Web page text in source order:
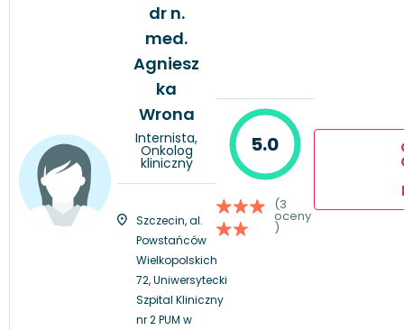
dr n.
med.
Agniesz
ka
Wrona
Internista,
Onkolog
kliniczny
Szczecin, al.
Powstańców
Wielkopolskich
72, Uniwersytecki
Szpital Kliniczny
nr 2 PUM w
5.0
(3
oceny
)